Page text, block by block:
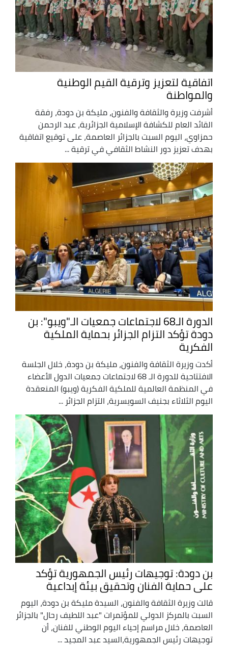
اتفاقية لتعزيز وترقية القيم الوطنية
والمواطنة
أشرفت وزيرة والثقافة والفنون، مليكة بن دودة، رفقة
القائد العام للكشافة الإسلامية الجزائرية، عبد الرحمن
حمزاوي، اليوم السبت بالجزائر العاصمة، على توقيع اتفاقية
بهدف تعزيز دور النشاط الثقافي في ترقية ...
الدورة الـ68 لاجتماعات جمعيات الـ"ويبو": بن
دودة تؤكد التزام الجزائر بحماية الملكية
الفكرية
أكدت وزيرة الثقافة والفنون، مليكة بن دودة، خلال الجلسة
الافتتاحية للدورة الـ 68 لاجتماعات جمعيات الدول الأعضاء
في المنظمة العالمية للملكية الفكرية (ويبو) المنعقدة
اليوم الثلاثاء بجنيف السويسرية، التزام الجزائر ...
بن دودة: توجيهات رئيس الجمهورية تؤكد
على حماية الفنان وتحقيق بيئة إبداعية
قالت وزيرة الثقافة والفنون، السيدة مليكة بن دودة، اليوم
السبت بالمركز الدولي للمؤتمرات "عبد اللطيف رحال" بالجزائر
العاصمة، خلال مراسم إحياء اليوم الوطني للفنان، أن
توجيهات رئيس الجمهورية،السيد عبد المجيد ...